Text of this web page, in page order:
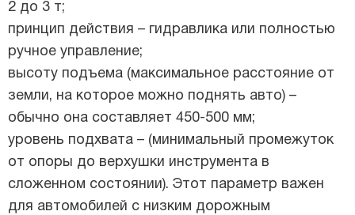
2 до 3 т;
принцип действия – гидравлика или полностью
ручное управление;
высоту подъема (максимальное расстояние от
земли, на которое можно поднять авто) –
обычно она составляет 450-500 мм;
уровень подхвата – (минимальный промежуток
от опоры до верхушки инструмента в
сложенном состоянии). Этот параметр важен
для автомобилей с низким дорожным